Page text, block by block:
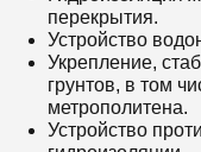
перекрытия.
Устройство
Укрепление,
грунтов, в том
метрополитена.
Устройство